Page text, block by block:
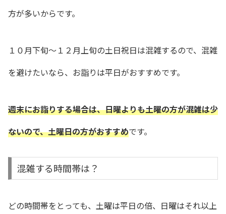
方が多いからです。
１０月下旬〜１２月上旬の土日祝日は混雑するので、混雑
を避けたいなら、お詣りは平日がおすすめです。
週末にお詣りする場合は、日曜よりも土曜の方が混雑は少
ないので、土曜日の方がおすすめです。
混雑する時間帯は？
どの時間帯をとっても、土曜は平日の倍、日曜はそれ以上